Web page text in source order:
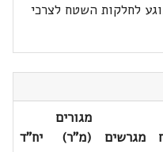
לחלקות השטח לצרכי
מגרשים
מגורים
(מ"ר)
יח"ד